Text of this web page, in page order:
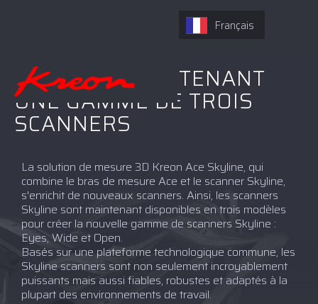
SKYLINE : MAINTENANT
UNE GAMME DE TROIS
SCANNERS
La solution de mesure 3D Kreon Ace Skyline, qui
combine le bras de mesure Ace et le scanner Skyline,
s'enrichit de nouveaux scanners. Ainsi, les scanners
Skyline sont maintenant disponibles en trois modèles
pour créer la nouvelle gamme de scanners Skyline :
Eyes, Wide et Open.
Basés sur une plateforme technologique commune, les
Skyline scanners sont non seulement incroyablement
puissants mais aussi fiables, robustes et adaptés à la
plupart des environnements de travail.
Français